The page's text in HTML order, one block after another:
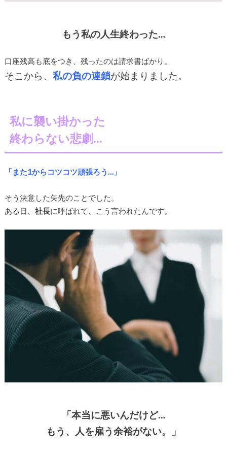
もう私の人生終わった…
口座残高も底をつき、残ったのは請求書ばかり。
そこから、 私の負の連鎖が始まりました。
私に襲い掛かった
終わらない悲劇…
「また1からコツコツ頑張ろう…」
そう決意した矢先のことでした。
ある日、 社長に呼ばれて、こう言われたんです。
「本当に悪いんだけど…
もう、人を雇う余裕がない。」